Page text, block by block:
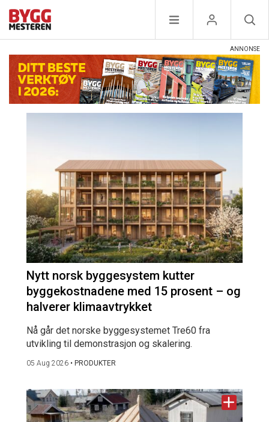
Nytt norsk byggesystem kutter
byggekostnadene med 15 prosent – og
halverer klimaavtrykket
Nå går det norske byggesystemet Tre60 fra
utvikling til demonstrasjon og skalering.
05 Aug 2026 • PRODUKTER